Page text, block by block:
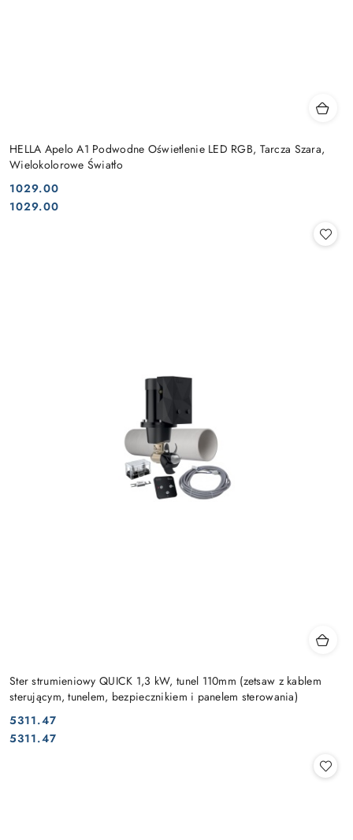
HELLA Apelo A1 Podwodne Oświetlenie LED RGB, Tarcza Szara,
Wielokolorowe Światło
Cena:
1029.00
Cena:
1029.00
Ster strumieniowy QUICK 1,3 kW, tunel 110mm (zetsaw z kablem
sterującym, tunelem, bezpiecznikiem i panelem sterowania)
Cena:
5311.47
Cena:
5311.47